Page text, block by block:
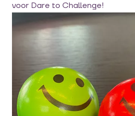
voor Dare to Challenge!